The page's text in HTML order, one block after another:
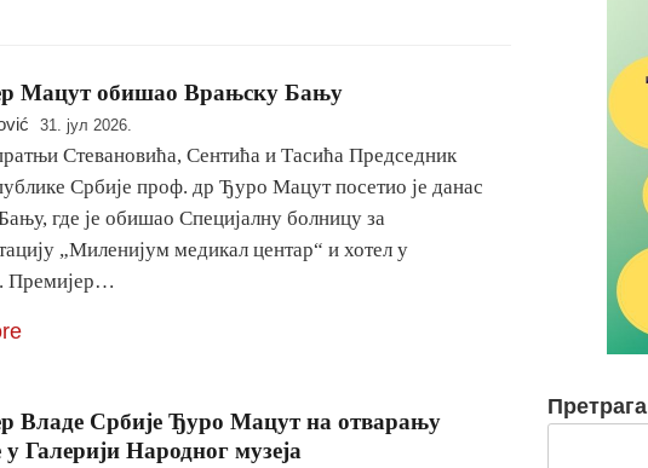
Мацут обишао Врањску Бању
31. јул 2026.
Стевановића, Сентића и Тасића Председник
Србије проф. др Ђуро Мацут посетио је данас
где је обишао Специјалну болницу за
„Миленијум медикал центар“ и хотел у
Премијер…
Владе Србије Ђуро Мацут на отварању
Галерији Народног музеја
Претрага